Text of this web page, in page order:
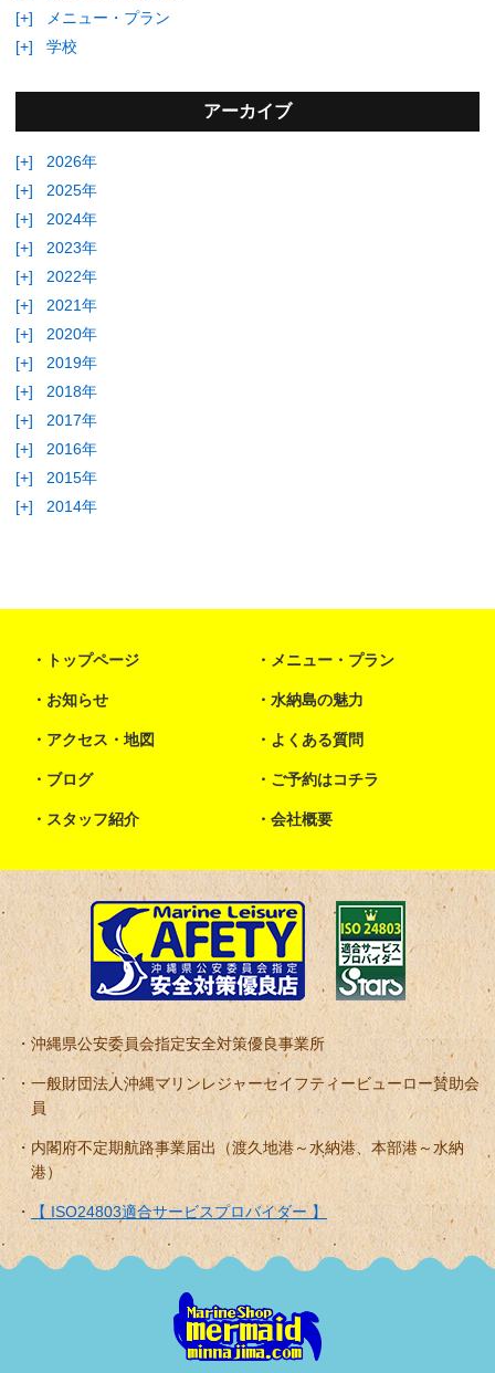
[+]
メニュー・プラン
[+]
学校
アーカイブ
[+]
2026年
[+]
2025年
[+]
2024年
[+]
2023年
[+]
2022年
[+]
2021年
[+]
2020年
[+]
2019年
[+]
2018年
[+]
2017年
[+]
2016年
[+]
2015年
[+]
2014年
トップページ メニュー・プラン
お知らせ 水納島の魅力
アクセス・地図 よくある質問
ブログ ご予約はコチラ
スタッフ紹介 会社概要
沖縄県公安委員会指定安全対策優良事業所
一般財団法人沖縄マリンレジャーセイフティービューロー賛助会
員
内閣府不定期航路事業届出（渡久地港～水納港、本部港～水納
港）
【 ISO24803適合サービスプロバイダー 】